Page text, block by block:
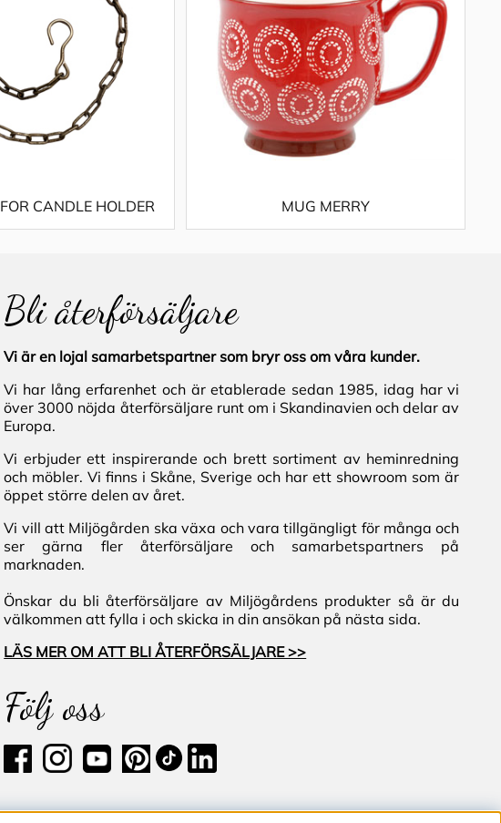
CANDLE HOLDER MUG MERRY
Bli återförsäljare
Vi är en lojal samarbetspartner som bryr oss om våra kunder.
Vi har lång erfarenhet och är etablerade sedan 1985, idag har vi
över 3000 nöjda återförsäljare runt om i Skandinavien och delar av
Europa.
Vi erbjuder ett inspirerande och brett sortiment av heminredning
och möbler. Vi finns i Skåne, Sverige och har ett showroom som är
öppet större delen av året.
Vi vill att Miljögården ska växa och vara tillgängligt för många och
ser gärna fler återförsäljare och samarbetspartners på
marknaden.
Önskar du bli återförsäljare av Miljögårdens produkter så är du
välkommen att fylla i och skicka in din ansökan på nästa sida.
LÄS MER OM ATT BLI ÅTERFÖRSÄLJARE >>
Följ oss